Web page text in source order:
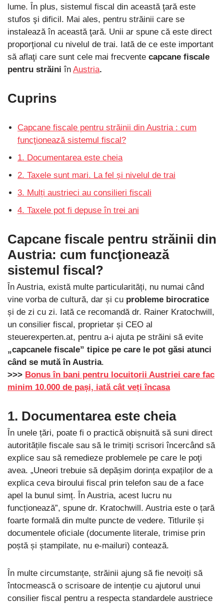
lume. În plus, sistemul fiscal din această ţară este
stufos şi dificil. Mai ales, pentru străinii care se
instalează în această ţară. Unii ar spune că este direct
proporţional cu nivelul de trai. Iată de ce este important
să aflaţi care sunt cele mai frecvente capcane fiscale
pentru străiniîn Austria.
Cuprins
Capcane fiscale pentru străinii din Austria : cum
funcţionează sistemul fiscal?
1. Documentarea este cheia
2. Taxele sunt mari. La fel și nivelul de trai
3. Mulți austrieci au consilieri fiscali
4. Taxele pot fi depuse în trei ani
Capcane fiscale pentru străinii din
Austria: cum funcţionează
sistemul fiscal?
În Austria, există multe particularități, nu numai când
vine vorba de cultură, dar și cu probleme birocratice
și de zi cu zi. Iată ce recomandă dr. Rainer Kratochwill,
un consilier fiscal, proprietar și CEO al
steuerexperten.at, pentru a-i ajuta pe străini să evite
„capcanele fiscale” tipice pe care le pot găsi atunci
când se mută în Austria.
>>> Bonus în bani pentru locuitorii Austriei care fac
minim 10.000 de pași, iată cât veți încasa
1. Documentarea este cheia
În unele țări, poate fi o practică obișnuită să suni direct
autoritățile fiscale sau să le trimiți scrisori încercând să
explice sau să remedieze problemele pe care le poţi
avea. „Uneori trebuie să depășim dorința expaților de a
explica ceva biroului fiscal prin telefon sau de a face
apel la bunul simț. În Austria, acest lucru nu
funcționează”, spune dr. Kratochwill. Austria este o țară
foarte formală din multe puncte de vedere. Titlurile și
documentele oficiale (documente literale, trimise prin
poștă și ștampilate, nu e-mailuri) contează.
În multe circumstanțe, străinii ajung să fie nevoiți să
întocmească o scrisoare de intenție cu ajutorul unui
consilier fiscal pentru a respecta standardele austriece